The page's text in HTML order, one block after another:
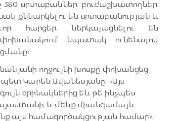
380 սրտաբաններ, բուժաշխատողներ,
քննարկելու են սրտաբանության և
հարցեր, ներկայացնելու են
փոխանակում՝ նպատակ ունենալով
ողջույնի խոսքը փոխանցեց
Կարեն Ավանեսյանը: «Այս
օրինակներից են, թե ինչպես
և մենք միանգամայն
այս համագործակցության համար»,-